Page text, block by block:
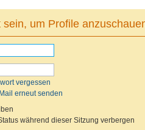
um Profile
vergessen
erneut senden
während dieser Sitzung verbergen